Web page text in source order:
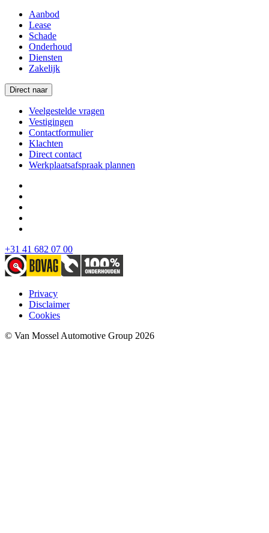
Aanbod
Lease
Schade
Onderhoud
Diensten
Zakelijk
Direct naar
Veelgestelde vragen
Vestigingen
Contactformulier
Klachten
Direct contact
Werkplaatsafspraak plannen
+31 41 682 07 00
Privacy
Disclaimer
Cookies
© Van Mossel Automotive Group 2026